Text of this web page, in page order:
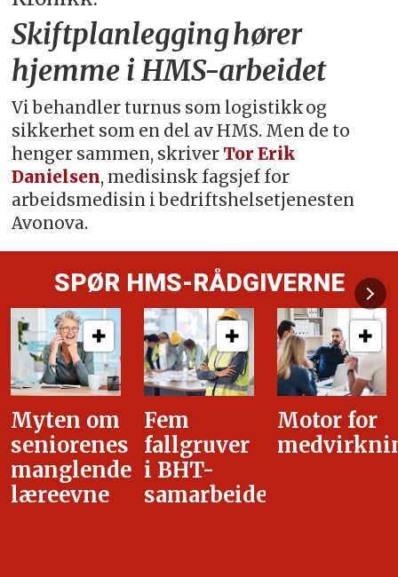
Skiftplanlegging hører
hjemme i HMS-arbeidet
Vi behandler turnus som logistikk og
sikkerhet som en del av HMS. Men de to
henger sammen, skriver Tor Erik
Danielsen, medisinsk fagsjef for
arbeidsmedisin i bedriftshelsetjenesten
Avonova.
SPØR HMS-RÅDGIVERNE
Fem
fallgruver
i BHT-
samarbeidet
Motor for
medvirkning
i